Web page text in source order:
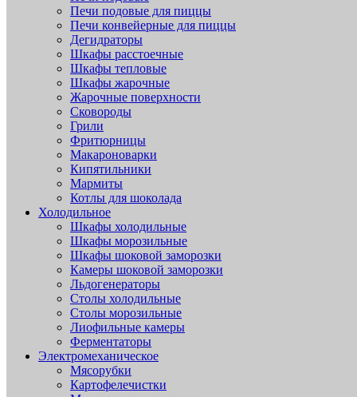
Печи подовые для пиццы
Печи конвейерные для пиццы
Дегидраторы
Шкафы расстоечные
Шкафы тепловые
Шкафы жарочные
Жарочные поверхности
Сковороды
Грили
Фритюрницы
Макароноварки
Кипятильники
Мармиты
Котлы для шоколада
Холодильное
Шкафы холодильные
Шкафы морозильные
Шкафы шоковой заморозки
Камеры шоковой заморозки
Льдогенераторы
Столы холодильные
Столы морозильные
Лиофильные камеры
Ферментаторы
Электромеханическое
Мясорубки
Картофелечистки